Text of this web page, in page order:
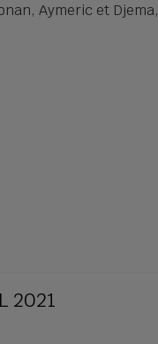
Aymeric et Djema,
2021